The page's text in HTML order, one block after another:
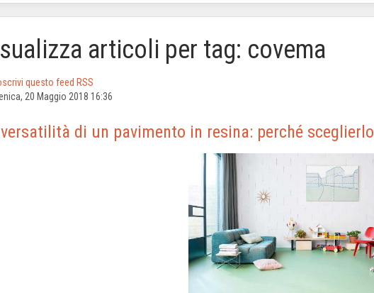
articoli per tag: covema
questo feed RSS
20 Maggio 2018 16:36
di un pavimento in resina: perché sceglierlo